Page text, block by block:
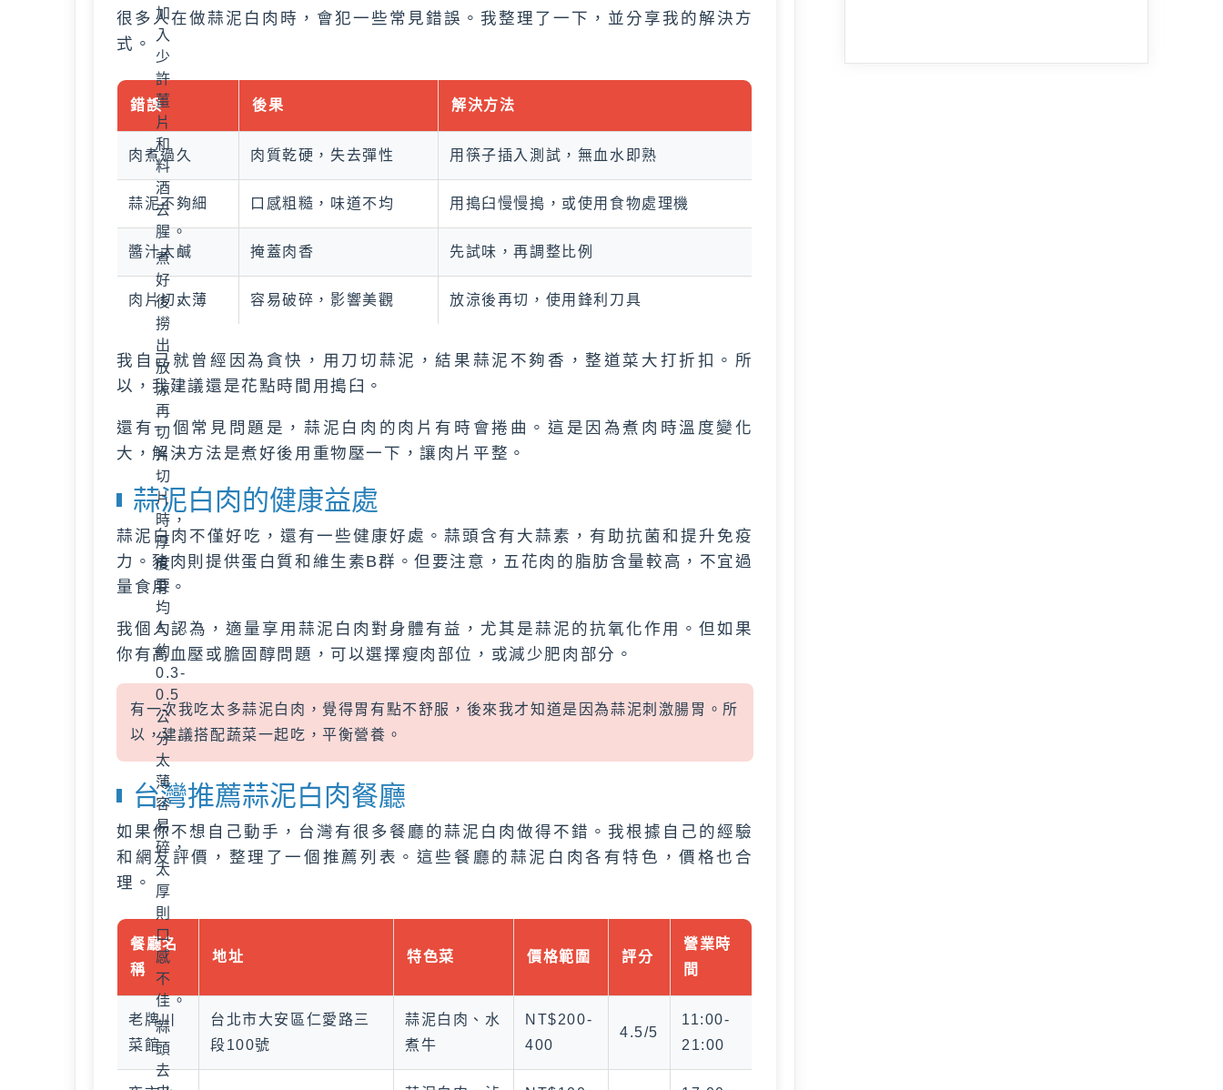
加
入
少
許
薑
片
和
料
酒
去
腥。
煮
好
後，
撈
出
放
涼，
再
切
片。
切
片
時，
厚
度
要
均
勻，
約
0.3-
0.5
公
分，
太
薄
容
易
碎，
太
厚
則
口
感
不
佳。
蒜
頭
去
很多人在做蒜泥白肉時，會犯一些常見錯誤。我整理了一下，並分享我的解決方
式。
錯誤 後果 解決方法
肉煮過久 肉質乾硬，失去彈性 用筷子插入測試，無血水即熟
蒜泥不夠細 口感粗糙，味道不均 用搗臼慢慢搗，或使用食物處理機
醬汁太鹹 掩蓋肉香 先試味，再調整比例
肉片切太薄 容易破碎，影響美觀 放涼後再切，使用鋒利刀具
我自己就曾經因為貪快，用刀切蒜泥，結果蒜泥不夠香，整道菜大打折扣。所
以，我建議還是花點時間用搗臼。
還有一個常見問題是，蒜泥白肉的肉片有時會捲曲。這是因為煮肉時溫度變化
大，解決方法是煮好後用重物壓一下，讓肉片平整。
蒜泥白肉的健康益處
蒜泥白肉不僅好吃，還有一些健康好處。蒜頭含有大蒜素，有助抗菌和提升免疫
力。豬肉則提供蛋白質和維生素B群。但要注意，五花肉的脂肪含量較高，不宜過
量食用。
我個人認為，適量享用蒜泥白肉對身體有益，尤其是蒜泥的抗氧化作用。但如果
你有高血壓或膽固醇問題，可以選擇瘦肉部位，或減少肥肉部分。
有一次我吃太多蒜泥白肉，覺得胃有點不舒服，後來我才知道是因為蒜泥刺激腸胃。所
以，建議搭配蔬菜一起吃，平衡營養。
台灣推薦蒜泥白肉餐廳
如果你不想自己動手，台灣有很多餐廳的蒜泥白肉做得不錯。我根據自己的經驗
和網友評價，整理了一個推薦列表。這些餐廳的蒜泥白肉各有特色，價格也合
理。
餐廳名
稱
地址 特色菜 價格範圍 評分
營業時
間
老牌川
菜館
台北市大安區仁愛路三
段100號
蒜泥白肉、水
煮牛
NT$200-
400
4.5/5
11:00-
21:00